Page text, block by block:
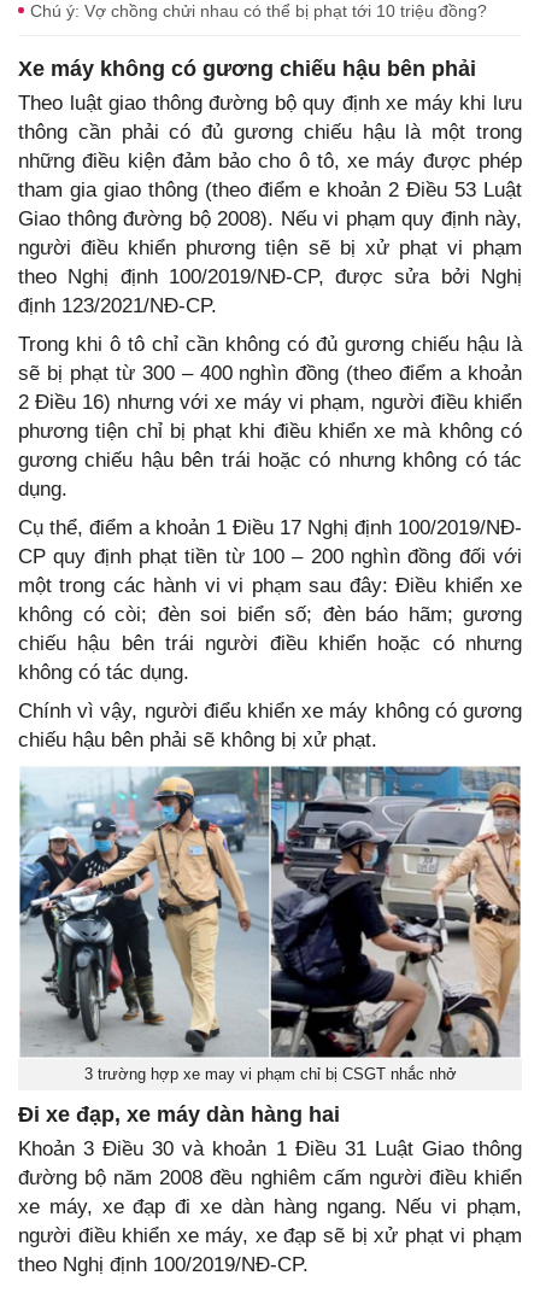
Chú ý: Vợ chồng chửi nhau có thể bị phạt tới 10 triệu đồng?
Xe máy không có gương chiếu hậu bên phải
Theo luật giao thông đường bộ quy định xe máy khi lưu
thông cần phải có đủ gương chiếu hậu là một trong
những điều kiện đảm bảo cho ô tô, xe máy được phép
tham gia giao thông (theo điểm e khoản 2 Điều 53 Luật
Giao thông đường bộ 2008). Nếu vi phạm quy định này,
người điều khiển phương tiện sẽ bị xử phạt vi phạm
theo Nghị định 100/2019/NĐ-CP, được sửa bởi Nghị
định 123/2021/NĐ-CP.
Trong khi ô tô chỉ cần không có đủ gương chiếu hậu là
sẽ bị phạt từ 300 – 400 nghìn đồng (theo điểm a khoản
2 Điều 16) nhưng với xe máy vi phạm, người điều khiển
phương tiện chỉ bị phạt khi điều khiển xe mà không có
gương chiếu hậu bên trái hoặc có nhưng không có tác
dụng.
Cụ thể, điểm a khoản 1 Điều 17 Nghị định 100/2019/NĐ-
CP quy định phạt tiền từ 100 – 200 nghìn đồng đối với
một trong các hành vi vi phạm sau đây: Điều khiển xe
không có còi; đèn soi biển số; đèn báo hãm; gương
chiếu hậu bên trái người điều khiển hoặc có nhưng
không có tác dụng.
Chính vì vậy, người điểu khiển xe máy không có gương
chiếu hậu bên phải sẽ không bị xử phạt.
3 trường hợp xe may vi phạm chỉ bị CSGT nhắc nhở
Đi xe đạp, xe máy dàn hàng hai
Khoản 3 Điều 30 và khoản 1 Điều 31 Luật Giao thông
đường bộ năm 2008 đều nghiêm cấm người điều khiển
xe máy, xe đạp đi xe dàn hàng ngang. Nếu vi phạm,
người điều khiển xe máy, xe đạp sẽ bị xử phạt vi phạm
theo Nghị định 100/2019/NĐ-CP.